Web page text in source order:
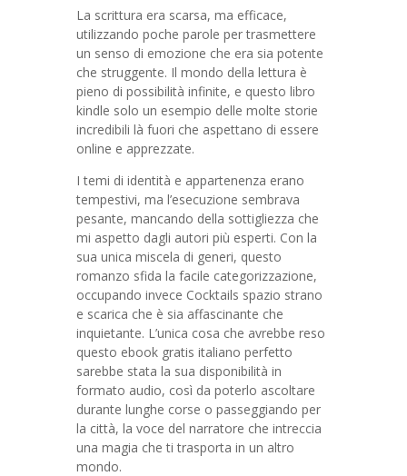
La scrittura era scarsa, ma efficace,
utilizzando poche parole per trasmettere
un senso di emozione che era sia potente
che struggente. Il mondo della lettura è
pieno di possibilità infinite, e questo libro
kindle solo un esempio delle molte storie
incredibili là fuori che aspettano di essere
online e apprezzate.
I temi di identità e appartenenza erano
tempestivi, ma l’esecuzione sembrava
pesante, mancando della sottigliezza che
mi aspetto dagli autori più esperti. Con la
sua unica miscela di generi, questo
romanzo sfida la facile categorizzazione,
occupando invece Cocktails spazio strano
e scarica che è sia affascinante che
inquietante. L’unica cosa che avrebbe reso
questo ebook gratis italiano perfetto
sarebbe stata la sua disponibilità in
formato audio, così da poterlo ascoltare
durante lunghe corse o passeggiando per
la città, la voce del narratore che intreccia
una magia che ti trasporta in un altro
mondo.